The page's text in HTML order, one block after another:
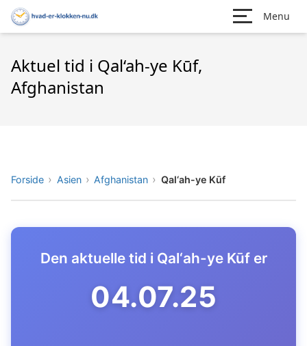
Menu
Aktuel tid i Qal‘ah-ye Kūf,
Afghanistan
Forside Asien Afghanistan Qal‘ah-ye Kūf
Den aktuelle tid i Qal‘ah-ye Kūf er
04.07.26